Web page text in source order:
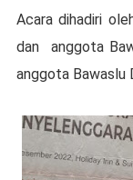
Acara dihadiri
dan anggota
anggota Bawaslu